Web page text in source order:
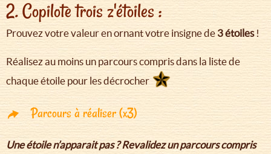
2. Copilote trois z'étoiles :
Prouvez votre valeur en ornant votre insigne de 3 étoiles!
Réalisez au moins un parcours compris dans la liste de
chaque étoile pour les décrocher
Parcours à réaliser (x3)
Une étoile n’apparait pas ? Revalidez un parcours compris